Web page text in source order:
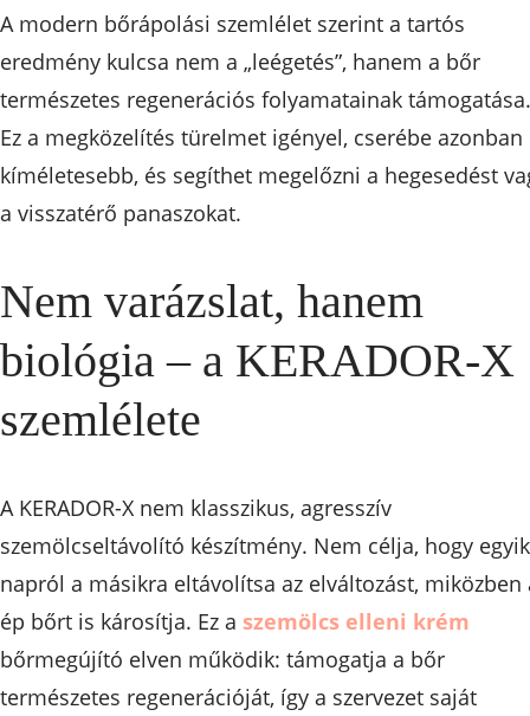
A modern bőrápolási szemlélet szerint a tartós
eredmény kulcsa nem a „leégetés”, hanem a bőr
természetes regenerációs folyamatainak támogatása.
Ez a megközelítés türelmet igényel, cserébe azonban
kíméletesebb, és segíthet megelőzni a hegesedést
a visszatérő panaszokat.
Nem varázslat, hanem
biológia – a KERADOR-X
szemlélete
A KERADOR-X nem klasszikus, agresszív
szemölcseltávolító készítmény. Nem célja, hogy egyik
napról a másikra eltávolítsa az elváltozást, miközben
ép bőrt is károsítja. Ez a szemölcs elleni krém
bőrmegújító elven működik: támogatja a bőr
természetes regenerációját, így a szervezet saját